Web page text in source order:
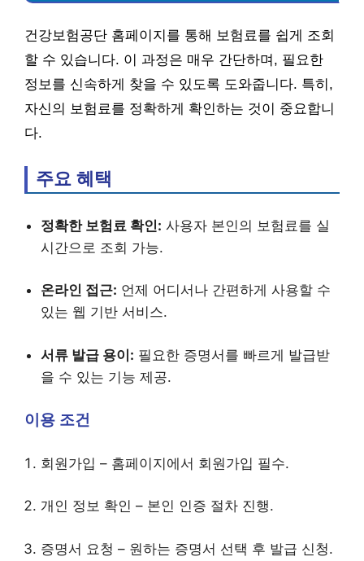
건강보험공단 홈페이지를 통해 보험료를 쉽게 조회
할 수 있습니다. 이 과정은 매우 간단하며, 필요한
정보를 신속하게 찾을 수 있도록 도와줍니다. 특히,
자신의 보험료를 정확하게 확인하는 것이 중요합니
다.
주요 혜택
정확한 보험료 확인: 사용자 본인의 보험료를 실
시간으로 조회 가능.
온라인 접근: 언제 어디서나 간편하게 사용할 수
있는 웹 기반 서비스.
서류 발급 용이: 필요한 증명서를 빠르게 발급받
을 수 있는 기능 제공.
이용 조건
회원가입 – 홈페이지에서 회원가입 필수.
개인 정보 확인 – 본인 인증 절차 진행.
증명서 요청 – 원하는 증명서 선택 후 발급 신청.